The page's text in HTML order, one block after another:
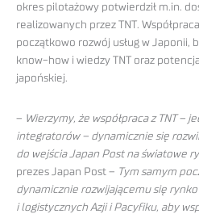
okres pilotażowy potwierdził m.in.
realizowanych przez TNT.
początkowo rozwój usług w Japonii,
know-how i wiedzy TNT oraz
japońskiej.
– Wierzymy, że współpraca z TNT –
integratorów – dynamicznie się
do wejścia Japan Post na światowe
prezes Japan Post – Tym samym
dynamicznie rozwijającemu się
i logistycznych Azji i Pacyfiku, aby